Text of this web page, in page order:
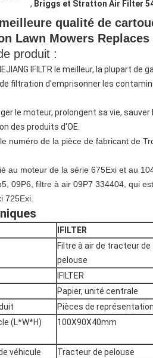
, Briggs et Stratton Air Filter
qualité de
Lawn Mowers Replaces
produit :
IFILTR le meilleur, la plupart
filtration d'emprisonner les
le moteur, prolongent sa vie,
des produits d'OE.
numéro de la pièce de fabricant de
au moteur de la série 675Exi et au
09P6, filtre à air 09P7 334404, qui
725Exi.
IFILTER
Filtre à air de tracteur de
pelouse
IFILTER
Papier, unité centrale
Pièces de représentation
(L*W*H)
100X90X40mm
véhicule
Tracteur de pelouse